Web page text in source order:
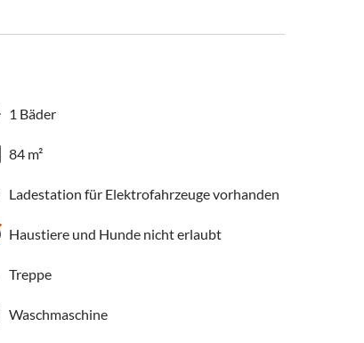
1 Bäder
84 m²
Ladestation für Elektrofahrzeuge vorhanden
Haustiere und Hunde nicht erlaubt
Treppe
Waschmaschine